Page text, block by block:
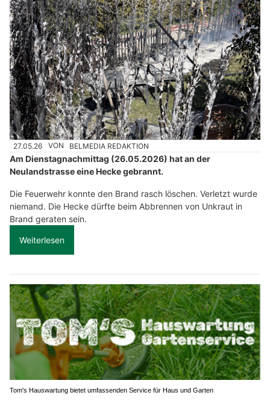
27.05.26 VON BELMEDIA REDAKTION
Am Dienstagnachmittag (26.05.2026) hat an der
Neulandstrasse eine Hecke gebrannt.
Die Feuerwehr konnte den Brand rasch löschen. Verletzt wurde
niemand. Die Hecke dürfte beim Abbrennen von Unkraut in
Brand geraten sein.
Weiterlesen
Tom's Hauswartung bietet umfassenden Service für Haus und Garten